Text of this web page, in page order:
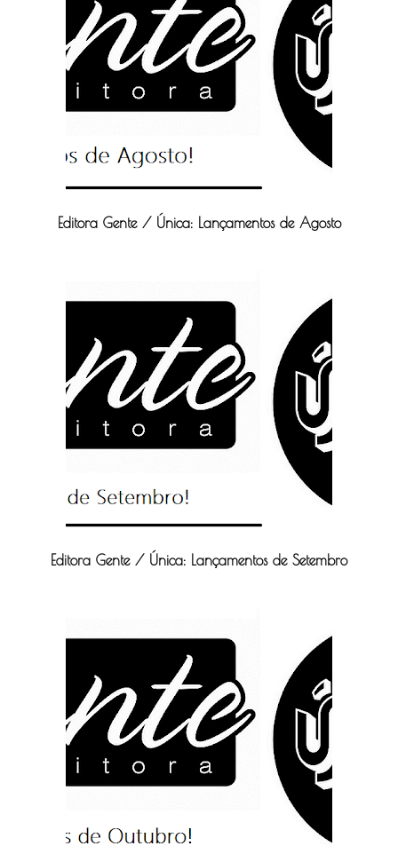
Editora Gente / Única: Lançamentos de Agosto
Editora Gente / Única: Lançamentos de Setembro